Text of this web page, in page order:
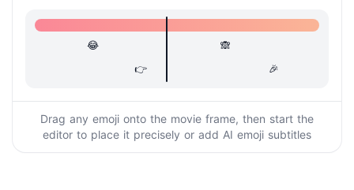
0:02 to 0:06
😂
🙈
👉
🎉
Drag any emoji onto the movie frame, then start the
editor to place it precisely or add AI emoji subtitles